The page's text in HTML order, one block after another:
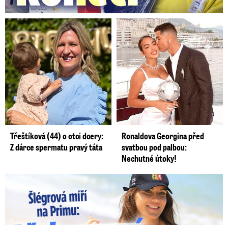
Třeštíková (44) o otci dcery:
Z dárce spermatu pravý táta
Ronaldova Georgina před
svatbou pod palbou:
Nechutné útoky!
Lucie Šlégrová míří na Primu. Překvapení pro sporťáky!